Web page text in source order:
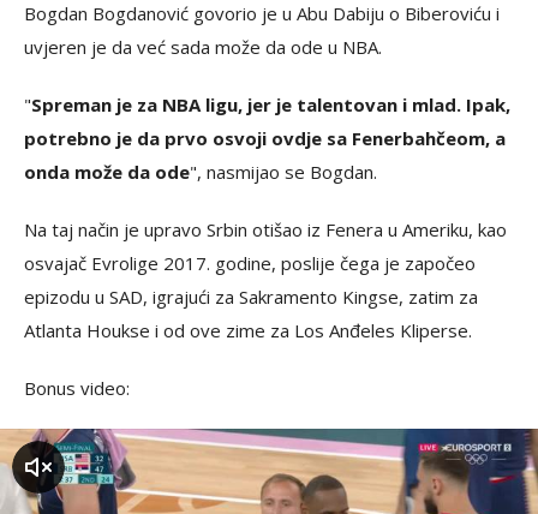
Bogdan Bogdanović govorio je u Abu Dabiju o Biberoviću i
uvjeren je da već sada može da ode u NBA.
"Spreman je za NBA ligu, jer je talentovan i mlad. Ipak,
potrebno je da prvo osvoji ovdje sa Fenerbahčeom, a
onda može da ode", nasmijao se Bogdan.
Na taj način je upravo Srbin otišao iz Fenera u Ameriku, kao
osvajač Evrolige 2017. godine, poslije čega je započeo
epizodu u SAD, igrajući za Sakramento Kingse, zatim za
Atlanta Houkse i od ove zime za Los Anđeles Kliperse.
Bonus video: